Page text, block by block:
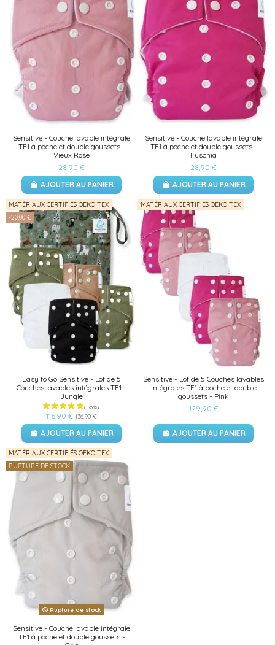
Sensitive - Couche lavable intégrale
TE1 à poche et double goussets -
Vieux Rose
28,90 €
AJOUTER AU PANIER
Sensitive - Couche lavable intégrale
TE1 à poche et double goussets -
Fuschia
28,90 €
AJOUTER AU PANIER
MATÉRIAUX CERTIFIÉS OEKO TEX
-20,00 €
Easy to Go Sensitive - Lot de 5
Couches lavables intégrales TE1 -
Jungle
116,90 € 136,90 €
AJOUTER AU PANIER
MATÉRIAUX CERTIFIÉS OEKO TEX
Sensitive - Lot de 5 Couches lavables
intégrales TE1 à poche et double
goussets - Pink
129,90 €
AJOUTER AU PANIER
MATÉRIAUX CERTIFIÉS OEKO TEX
RUPTURE DE STOCK
Rupture de stock
Sensitive - Couche lavable intégrale
TE1 à poche et double goussets -